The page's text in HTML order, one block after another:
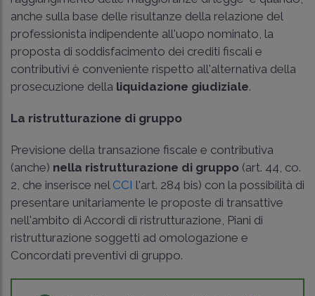
anche sulla base delle risultanze della relazione del
professionista indipendente all'uopo nominato, la
proposta di soddisfacimento dei crediti fiscali e
contributivi è conveniente rispetto all'alternativa della
prosecuzione della liquidazione giudiziale.
La ristrutturazione di gruppo
Previsione della transazione fiscale e contributiva
(anche) nella ristrutturazione di gruppo (art. 44, co.
2, che inserisce nel CCI l'art. 284 bis) con la possibilità di
presentare unitariamente le proposte di transattive
nell'ambito di Accordi di ristrutturazione, Piani di
ristrutturazione soggetti ad omologazione e
Concordati preventivi di gruppo.